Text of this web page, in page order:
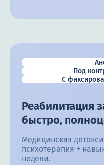
Под
С
Реабилитация
быстро,
Медицинская
психотерапия +
недели.